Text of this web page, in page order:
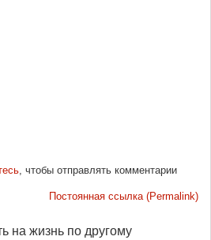
, чтобы отправлять комментарии
Постоянная ссылка (Permalink)
на жизнь по другому